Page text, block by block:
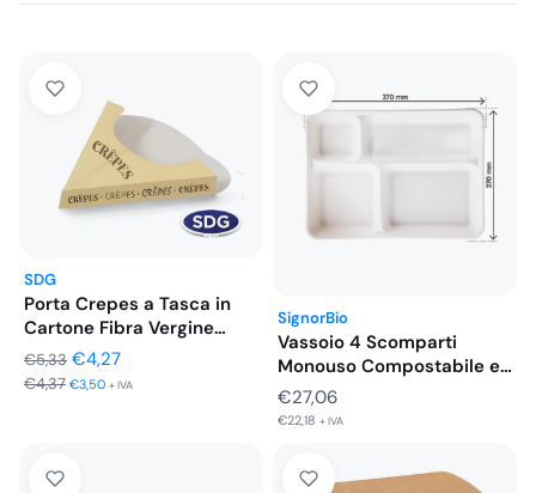
SDG
Porta Crepes a Tasca in
Cartone Fibra Vergine…
€5,33 Il
prezzo
€4,27Il
prezzo
€4,37 €3,50 + IVA
SignorBio
Vassoio 4 Scomparti
Monouso Compostabile e
Biodegradabile -…
€27,06
€22,18 + IVA